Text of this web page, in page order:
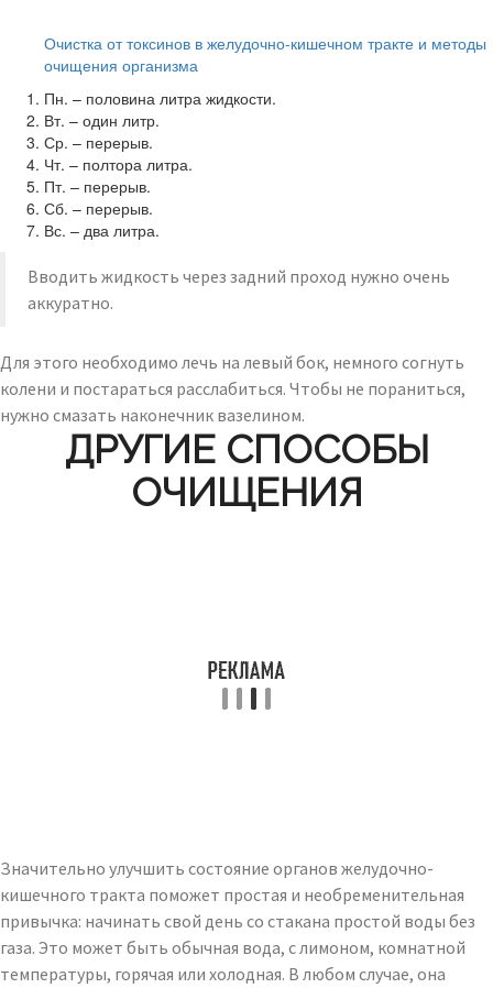
Очистка от токсинов в желудочно-кишечном тракте и методы
очищения организма
Пн. – половина литра жидкости.
Вт. – один литр.
Ср. – перерыв.
Чт. – полтора литра.
Пт. – перерыв.
Сб. – перерыв.
Вс. – два литра.
Вводить жидкость через задний проход нужно очень
аккуратно.
Для этого необходимо лечь на левый бок, немного согнуть
колени и постараться расслабиться. Чтобы не пораниться,
нужно смазать наконечник вазелином.
ДРУГИЕ СПОСОБЫ
ОЧИЩЕНИЯ
Значительно улучшить состояние органов желудочно-
кишечного тракта поможет простая и необременительная
привычка: начинать свой день со стакана простой воды без
газа. Это может быть обычная вода, с лимоном, комнатной
температуры, горячая или холодная. В любом случае, она